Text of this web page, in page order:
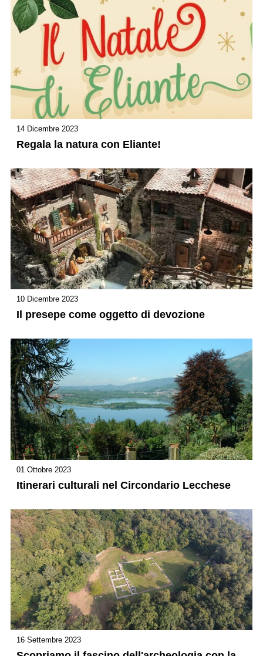
14 Dicembre 2023
Regala la natura con Eliante!
10 Dicembre 2023
Il presepe come oggetto di devozione
01 Ottobre 2023
Itinerari culturali nel Circondario Lecchese
16 Settembre 2023